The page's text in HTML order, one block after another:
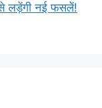
लड़ेंगी नई फसलें!